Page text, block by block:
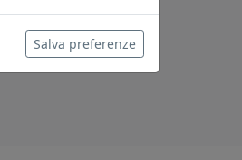
Salva preferenze